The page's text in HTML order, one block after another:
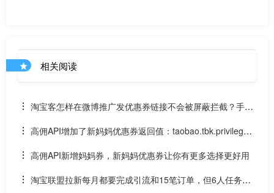
相关阅读
淘宝客怎样在微博推广发优惠券链接不会被屏蔽拦截？手机
新浪微博APP怎么直接跳到淘宝APP领券？
高佣API增加了新妈妈优惠券返回值：taobao.tbk.privilege.g
et( 单品券高效转链API )
高佣API新增妈妈券，新妈妈优惠券让你有更多选择更好用
淘宝联盟拉新每月都要完成引流和15笔订单，但6人任务可